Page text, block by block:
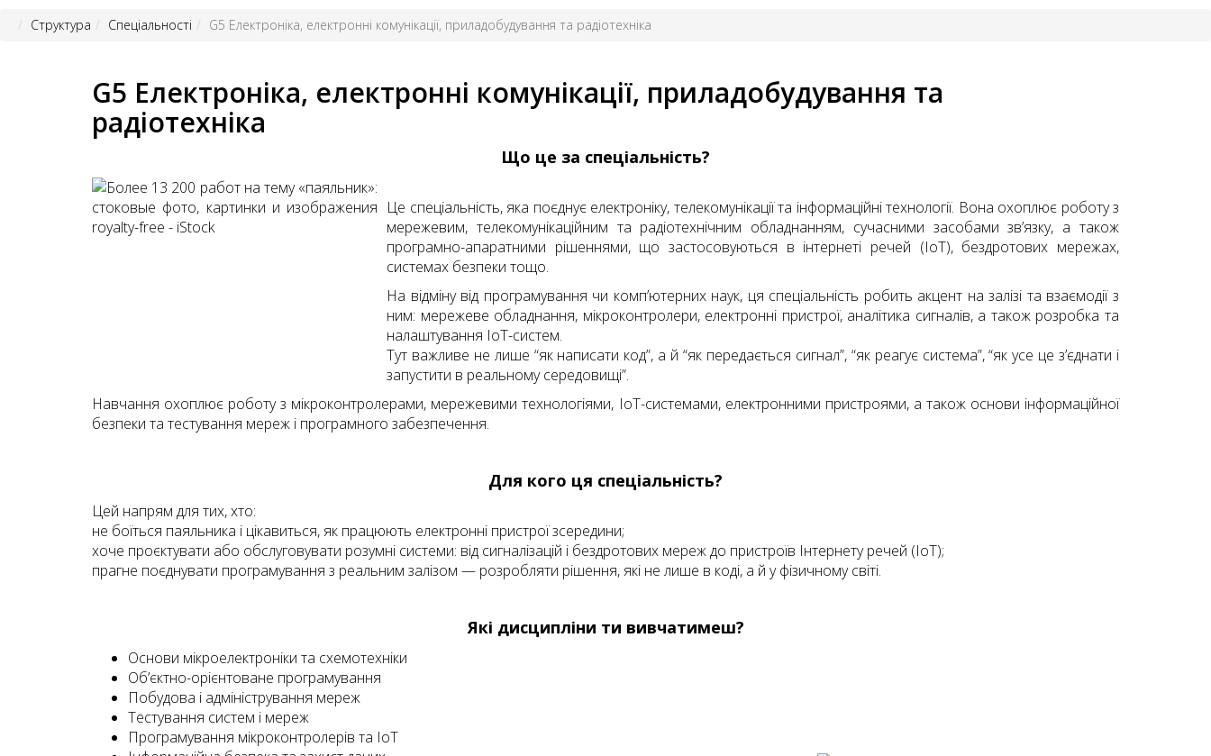
Структура
Спеціальності G5 Електроніка, електронні комунікації, приладобудування та радіотехніка
G5 Електроніка, електронні комунікації, приладобудування та
радіотехніка
Що це за спеціальність?
Це спеціальність, яка поєднує електроніку, телекомунікації та інформаційні технології. Вона охоплює роботу з
мережевим, телекомунікаційним та радіотехнічним обладнанням, сучасними засобами зв’язку, а також
програмно-апаратними рішеннями, що застосовуються в інтернеті речей (IoT), бездротових мережах,
системах безпеки тощо.
На відміну від програмування чи комп’ютерних наук, ця спеціальність робить акцент на залізі та взаємодії з
ним: мережеве обладнання, мікроконтролери, електронні пристрої, аналітика сигналів, а також розробка та
налаштування ІоТ-систем.
Тут важливе не лише “як написати код”, а й “як передається сигнал”, “як реагує система”, “як усе це з’єднати і
запустити в реальному середовищі”.
Навчання охоплює роботу з мікроконтролерами, мережевими технологіями, ІоТ-системами, електронними пристроями, а також основи інформаційної
безпеки та тестування мереж і програмного забезпечення.
Для кого ця спеціальність?
Цей напрям для тих, хто:
не боїться паяльника і цікавиться, як працюють електронні пристрої зсередини;
хоче проєктувати або обслуговувати розумні системи: від сигналізацій і бездротових мереж до пристроїв Інтернету речей (IoT);
прагне поєднувати програмування з реальним залізом — розробляти рішення, які не лише в коді, а й у фізичному світі.
Які дисципліни ти вивчатимеш?
Основи мікроелектроніки та схемотехніки
Об’єктно-орієнтоване програмування
Побудова і адміністрування мереж
Тестування систем і мереж
Програмування мікроконтролерів та IoT